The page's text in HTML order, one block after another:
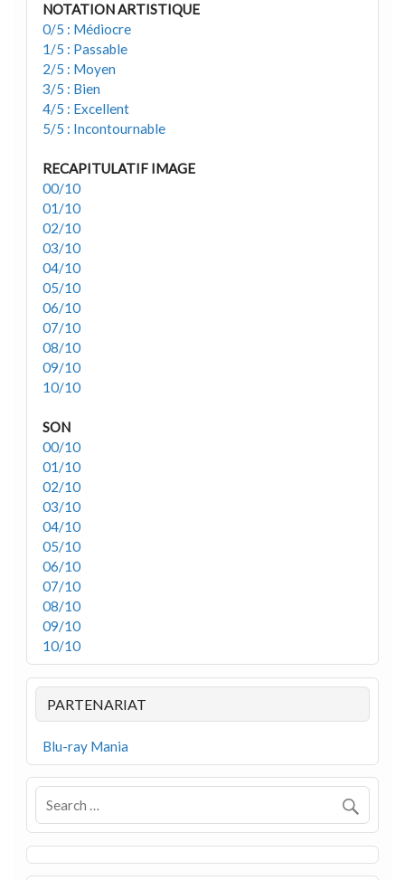
NOTATION ARTISTIQUE
0/5 : Médiocre
1/5 : Passable
2/5 : Moyen
3/5 : Bien
4/5 : Excellent
5/5 : Incontournable
RECAPITULATIF IMAGE
00/10
01/10
02/10
03/10
04/10
05/10
06/10
07/10
08/10
09/10
10/10
SON
00/10
01/10
02/10
03/10
04/10
05/10
06/10
07/10
08/10
09/10
10/10
PARTENARIAT
Blu-ray Mania